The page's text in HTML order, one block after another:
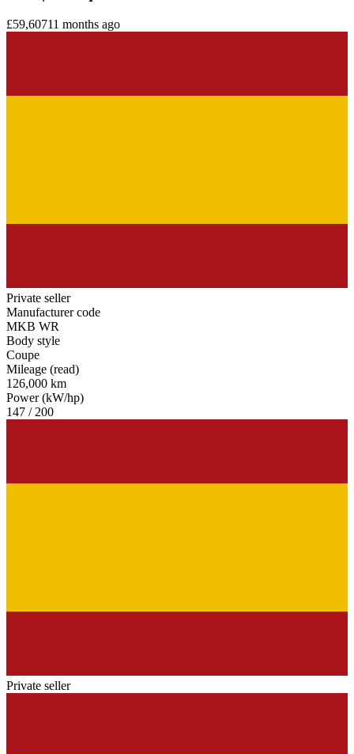
£59,60711 months ago
Private seller
Manufacturer code
MKB WR
Body style
Coupe
Mileage (read)
126,000 km
Power (kW/hp)
147 / 200
Private seller